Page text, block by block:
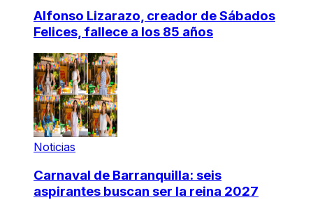
Alfonso Lizarazo, creador de Sábados
Felices, fallece a los 85 años
Noticias
Carnaval de Barranquilla: seis
aspirantes buscan ser la reina 2027